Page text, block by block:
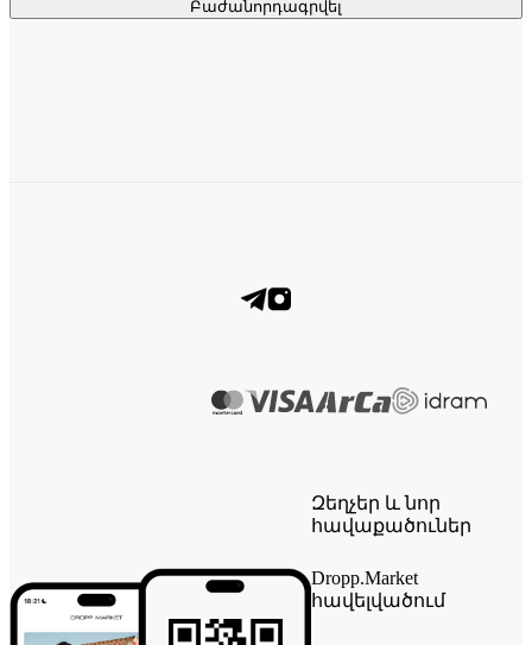
Բաժանորդագրվել
Զեղչեր և նոր
հավաքածուներ
Dropp.Market
հավելվածում